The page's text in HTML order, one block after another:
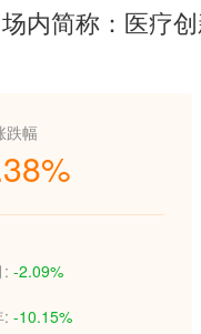
内简称：医疗
跌幅
: -2.09%
: -10.15%